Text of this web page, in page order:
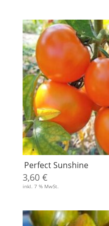
Perfect Sunshine
3,60 €
inkl. 7 % MwSt.